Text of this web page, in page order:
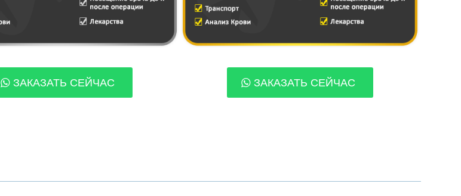
ЗАКАЗАТЬ СЕЙЧАС ЗАКАЗАТЬ СЕЙЧАС